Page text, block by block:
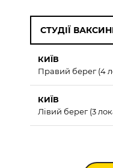
СТУДІЇ
КИЇВ
Правий берег (4
КИЇВ
Лівий берег (3